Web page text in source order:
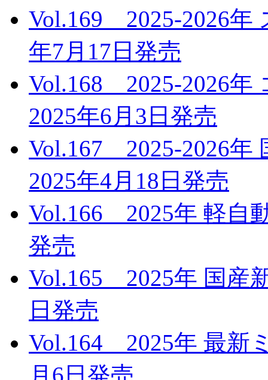
Vol.169 2025-2026
年7月17日発売
Vol.168 2025-2026
2025年6月3日発売
Vol.167 2025-2026
2025年4月18日発売
Vol.166 2025年 軽自
発売
Vol.165 2025年 国産
日発売
Vol.164 2025年 最新
月6日発売